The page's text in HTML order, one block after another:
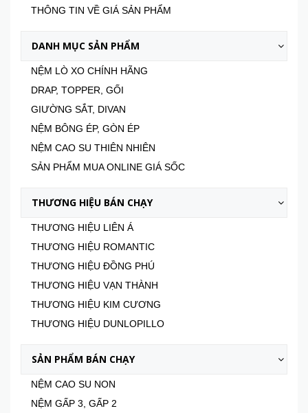
THÔNG TIN VỀ GIÁ SẢN PHẨM
DANH MỤC SẢN PHẨM
NỆM LÒ XO CHÍNH HÃNG
DRAP, TOPPER, GỐI
GIƯỜNG SẮT, DIVAN
NỆM BÔNG ÉP, GÒN ÉP
NỆM CAO SU THIÊN NHIÊN
SẢN PHẨM MUA ONLINE GIÁ SỐC
THƯƠNG HIỆU BÁN CHẠY
THƯƠNG HIỆU LIÊN Á
THƯƠNG HIỆU ROMANTIC
THƯƠNG HIỆU ĐỒNG PHÚ
THƯƠNG HIỆU VẠN THÀNH
THƯƠNG HIỆU KIM CƯƠNG
THƯƠNG HIỆU DUNLOPILLO
SẢN PHẨM BÁN CHẠY
NỆM CAO SU NON
NỆM GẤP 3, GẤP 2